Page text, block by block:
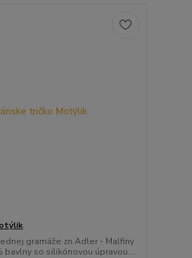
gramáže zn.Adler - Malfiny
bavlny so silikónovou úpravou....